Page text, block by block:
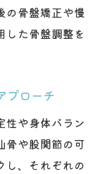
の骨盤矯正や慢
した骨盤調整を
プローチ
性や身体バラン
骨や股関節の可
し、それぞれの